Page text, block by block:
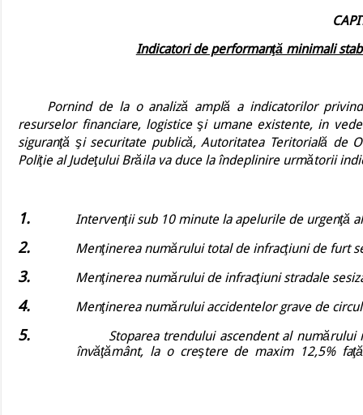
Indicatori de performanţă minimali
Pornind de la o analiză amplă a indicatorilor
resurselor financiare, logistice şi umane existente, in
siguranţă şi securitate publică, Autoritatea Teritorială de
Poliţie al Judeţului Brăila va duce la îndeplinire următorii
1. Intervenţii sub 10 minute la apelurile de urgenţă
2. Menţinerea numărului total de infracţiunide furt
3. Menţinerea numărului de infracţiuni stradale
4. Menţinerea numărului accidentelor grave de
5.
Stoparea trendului ascendent al
învăţământ, la o creştere de maxim 12,5%